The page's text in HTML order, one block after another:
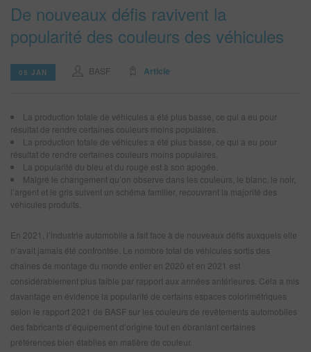
De nouveaux défis ravivent la
popularité des couleurs des véhicules
05 JAN BASF Article
La production totale de véhicules a été plus basse, ce qui a eu pour
résultat de rendre certaines couleurs moins populaires.
La production totale de véhicules a été plus basse, ce qui a eu pour
résultat de rendre certaines couleurs moins populaires.
La popularité du bleu et du rouge est à son apogée.
Malgré le changement qu’on observe dans les couleurs, le blanc, le noir,
l’argent et le gris suivent un schéma familier, recouvrant la majorité des
véhicules produits.
En 2021, l’industrie automobile a fait face à de nouveaux défis auxquels elle
n’avait jamais été confrontée. Le nombre total de véhicules sortis des
chaînes de montage du monde entier en 2020 et en 2021 est
considérablement plus faible par rapport aux années antérieures. Cela a mis
davantage en évidence la popularité de certains espaces colorimétriques
selon le rapport 2021 de BASF sur les couleurs de revêtements automobiles
des fabricants d’équipement d’origine tout en ébranlant certaines
préférences bien établies en matière de couleur.